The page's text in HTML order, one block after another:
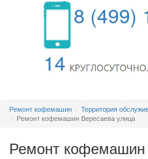
8 (499)
14
Ремонт кофемашин
Территория
Ремонт кофемашин Вересаева улица
Ремонт кофемашин